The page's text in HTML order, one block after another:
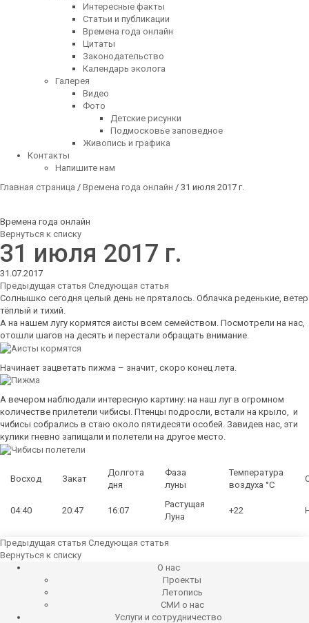
Интересные факты
Статьи и публикации
Времена года онлайн
Цитаты
Законодательство
Календарь эколога
Галерея
Видео
Фото
Детские рисунки
Подмосковье заповедное
Живопись и графика
Контакты
Напишите нам
Главная страница / Времена года онлайн / 31 июля 2017 г.
Времена года онлайн
Вернуться к списку
31 июля 2017 г.
31.07.2017
Предыдущая статья Следующая статья
Солнышко сегодня целый день не пряталось. Облачка реденькие, ветер
тёплый и тихий.
А на нашем лугу кормятся аисты всем семейством. Посмотрели на нас,
отошли шагов на десять и перестали обращать внимание.
Начинает зацветать пижма – значит, скоро конец лета.
А вечером наблюдали интересную картину: на наш луг в огромном
количестве прилетели чибисы. Птенцы подросли, встали на крыло, и
чибисы собрались в стаю около пятидесяти особей. Завидев нас, эти
кулики гневно запищали и полетели на другое место.
Восход Закат
Долгота
дня
Фаза
луны
Температура
воздуха °C
04:40 20:47 16:07
Растущая
Луна
+22
Предыдущая статья Следующая статья
Вернуться к списку
О нас
Проекты
Летопись
СМИ о нас
Услуги и сотрудничество